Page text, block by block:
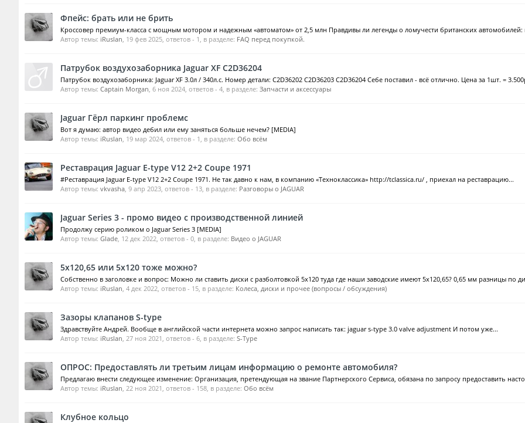
Фпейс: брать или не брить
Кроссовер премиум-класса с мощным мотором и надежным «автоматом» от 2,5 млн Правдивы ли легенды о ломучести британских автомобилей:
Автор темы: iRuslan, 19 фев 2025, ответов - 1, в разделе: FAQ перед покупкой.
Патрубок воздухозаборника Jaguar XF C2D36204
Патрубок воздухозаборника: Jaguar XF 3.0л / 340л.с. Номер детали: C2D36202 C2D36203 C2D36204 Себе поставил - всё отлично. Цена за 1шт. =
Автор темы: Captain Morgan, 6 ноя 2024, ответов - 4, в разделе: Запчасти и аксессуары
Jaguar Гёрл паркинг проблемс
Вот я думаю: автор видео дебил или ему заняться больше нечем? [MEDIA]
Автор темы: iRuslan, 19 мар 2024, ответов - 1, в разделе: Обо всём
Реставрация Jaguar E-type V12 2+2 Coupe 1971
#Реставрация Jaguar E-type V12 2+2 Coupe 1971. Не так давно к нам, в компанию «Техноклассика» http://tclassica.ru/ , приехал на реставрацию...
Автор темы: vkvasha, 9 апр 2023, ответов - 13, в разделе: Разговоры о JAGUAR
Jaguar Series 3 - промо видео с производственной линией
Продолжу серию роликом о Jaguar Series 3 [MEDIA]
Автор темы: Glade, 12 дек 2022, ответов - 0, в разделе: Видео о JAGUAR
5х120,65 или 5х120 тоже можно?
Собственно в заголовке и вопрос: Можно ли ставить диски с разболтовкой 5х120 туда где наши заводские имеют 5х120,65? 0,65 мм разницы по
Автор темы: iRuslan, 4 дек 2022, ответов - 15, в разделе: Колеса, диски и прочее (вопросы / обсуждения)
Зазоры клапанов S-type
Здравствуйте Андрей. Вообще в английской части интернета можно запрос написать так: jaguar s-type 3.0 valve adjustment И потом уже...
Автор темы: iRuslan, 27 ноя 2021 , ответов - 6, в разделе: S-Type
ОПРОС: Предоставлять ли третьим лицам информацию о ремонте автомобиля?
Предлагаю внести следующее изменение: Организация, претендующая на звание Партнерского Сервиса, обязана по запросу предоставить
Автор темы: iRuslan, 22 ноя 2021 , ответов - 158, в разделе: Обо всём
Клубное кольцо